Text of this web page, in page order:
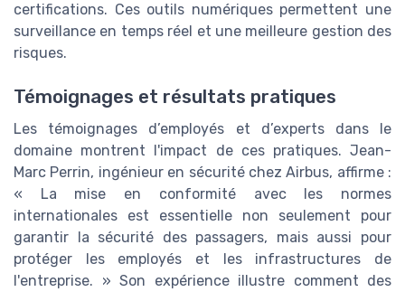
certifications. Ces outils numériques permettent une
surveillance en temps réel et une meilleure gestion des
risques.
Témoignages et résultats pratiques
Les témoignages d’employés et d’experts dans le
domaine montrent l'impact de ces pratiques. Jean-
Marc Perrin, ingénieur en sécurité chez Airbus, affirme :
« La mise en conformité avec les normes
internationales est essentielle non seulement pour
garantir la sécurité des passagers, mais aussi pour
protéger les employés et les infrastructures de
l'entreprise. » Son expérience illustre comment des